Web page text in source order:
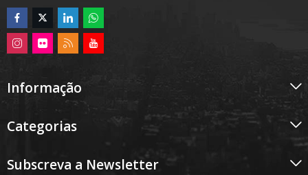
Informação
Categorias
Subscreva a Newsletter